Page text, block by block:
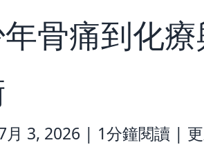
骨痛到化
月 3, 2026 | 1分鐘閱讀 |